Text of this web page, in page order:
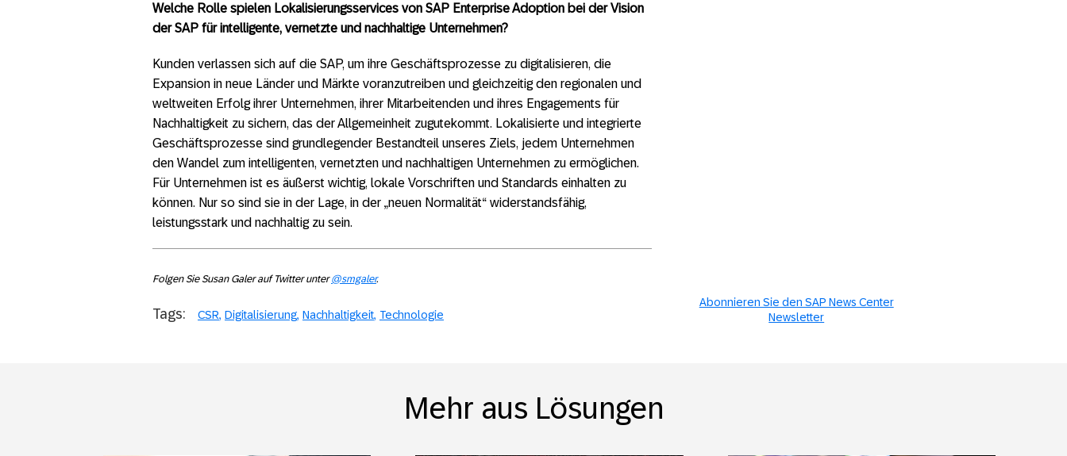
Welche Rolle spielen Lokalisierungsservices von SAP Enterprise Adoption bei der Vision
der SAP für intelligente, vernetzte und nachhaltige Unternehmen?
Kunden verlassen sich auf die SAP, um ihre Geschäftsprozesse zu digitalisieren, die
Expansion in neue Länder und Märkte voranzutreiben und gleichzeitig den regionalen und
weltweiten Erfolg ihrer Unternehmen, ihrer Mitarbeitenden und ihres Engagements für
Nachhaltigkeit zu sichern, das der Allgemeinheit zugutekommt. Lokalisierte und integrierte
Geschäftsprozesse sind grundlegender Bestandteil unseres Ziels, jedem Unternehmen
den Wandel zum intelligenten, vernetzten und nachhaltigen Unternehmen zu ermöglichen.
Für Unternehmen ist es äußerst wichtig, lokale Vorschriften und Standards einhalten zu
können. Nur so sind sie in der Lage, in der „neuen Normalität“ widerstandsfähig,
leistungsstark und nachhaltig zu sein.
Folgen Sie Susan Galer auf Twitter unter@smgaler.
Tags: CSR Digitalisierung Nachhaltigkeit Technologie
Abonnieren Sie den SAP News Center
Newsletter
Mehr aus Lösungen